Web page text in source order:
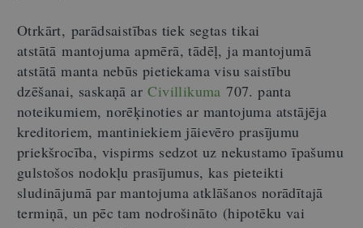
Otrkārt, parādsaistības tiek segtas tikai
atstātā mantojuma apmērā, tādēļ, ja mantojumā
atstātā manta nebūs pietiekama visu saistību
dzēšanai, saskaņā arCivillikuma 707. panta
noteikumiem, norēķinoties ar mantojuma atstājēja
kreditoriem, mantiniekiem jāievēro prasījumu
priekšrocība, vispirms sedzot uz nekustamo īpašumu
gulstošos nodokļu prasījumus, kas pieteikti
sludinājumā par mantojuma atklāšanos norādītajā
termiņā, un pēc tam nodrošināto (hipotēku vai